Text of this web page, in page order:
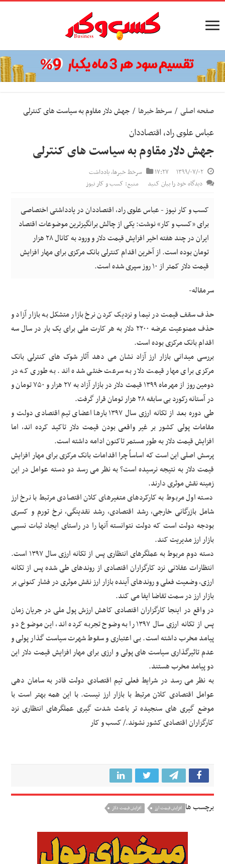
صفحه اصلی / سرخط خبرها / جهش دلار مقاوم به سیاست های کنترلی
عباس علوی راد، اقتصاددان
جهش دلار مقاوم به سیاست های کنترلی
۱۳۹۹/۰۷/۰۲ ۱۷:۲۷ سرخط خبرها,یادداشت
دیدگاه خود را بیان کنید
منبع: کسب و کار نیوز
کسب و کار نیوز - عباس علوی راد، اقتصاددان در یادداشتی اختصاصی
برای «کسب و کار» نوشت: یکی از چالش برانگیزترین موضوعات اقتصاد
ایران در چند هفته اخیر افزایش قیمت دلار و ورود به کانال ۲۸ هزار
تومان بوده است. از آخرین اقدام کنترلی بانک مرکزی برای مهار افزایش
قیمت دلار کمتر از ۱۰ روز سپری شده است.
سرمقاله-
حذف سقف قیمت در نیما و نزدیک کردن نرخ بازار متشکل به بازار آزاد و
حذف ممنوعیت عرضه ۲۲۰۰ دلار به هر کارت ملی برای یک‌ بار در سال سه
اقدام بانک مرکزی بوده است.
بررسی میدانی بازار ارز آزاد نشان می دهد آثار شوک های کنترلی بانک
مرکزی برای مهار قیمت دلار به سرعت خنثی شده اند. به طوری که در
دومین روز از مهرماه ۱۳۹۹ قیمت دلار در بازار آزاد به ۲۷ هزار و ۷۵۰ تومان و
در آستانه رکورد بی سابقه ۲۸ هزار تومان قرار گرفت.
طی دوره بعد از تکانه ارزی سال ۱۳۹۷ بارها اعضای تیم اقتصادی دولت و
مقامات پولی کشور بر غیر واقعی بودن قیمت دلار تاکید کرده اند، اما
افزایش قیمت دلار به طور مستمر تاکنون ادامه داشته است.
پرسش اصلی این است که اساساً چرا اقدامات بانک مرکزی برای مهار افزایش
قیمت دلار به نتیجه نرسیده است؟ به نظر می رسد دو دسته عوامل در این
زمینه نقش موثری دارند.
دسته اول مربوط به کارکردهای متغیرهای کلان اقتصادی مرتبط با نرخ ارز
شامل بازرگانی خارجی، رشد اقتصادی، رشد نقدینگی، نرخ تورم و کسری
بودجه دولت است که دولت نتوانسته آنها را در راستای ایجاد ثبات نسبی
بازار ارز مدیریت کند.
دسته دوم مربوط به عملگرهای انتظاری پس از تکانه ارزی سال ۱۳۹۷ است.
انتظارات عقلانی نزد کارگزاران اقتصادی از روندهای طی شده پس از تکانه
ارزی، وضعیت فعلی و روندهای آینده بازار ارز نقش موثری در فشار کنونی بر
بازار ارز در سمت تقاضا ایفا می کند.
در واقع در اینجا کارگزاران اقتصادی کاهش ارزش پول ملی در جریان زمان
پس از تکانه ارزی سال ۱۳۹۷ را به وضوح تجربه کرده اند، این موضوع دو
پیامد مخرب داشته است. بی اعتباری و سقوط شهرت سیاست گذار پولی و
عدم تاثیرگذاری سیاست های پولی و ارزی برای مهار افزایش قیمت دلار این
دو پیامد مخرب هستند.
به نظر می رسد در شرایط فعلی تیم اقتصادی دولت قادر به سامان دهی
عوامل اقتصادی کلان مرتبط با بازار ارز نیست. با این همه بهتر است با
موضع گیری های سنجیده تر باعث شدت گیری عملگرهای انتظاری نزد
کارگزاران اقتصادی کشور نشوند./ کسب و کار
برچسب ها افزایش قیمت ارز افزایش قیمت دلار